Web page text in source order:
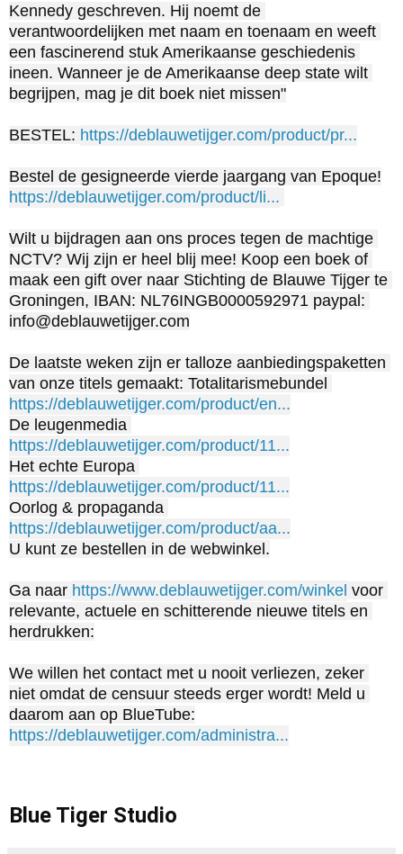
Kennedy geschreven. Hij noemt de
verantwoordelijken met naam en toenaam en weeft
een fascinerend stuk Amerikaanse geschiedenis
ineen. Wanneer je de Amerikaanse deep state wilt
begrijpen, mag je dit boek niet missen"
BESTEL: https://deblauwetijger.com/product/pr...
https://deblauwetijger.com/product/li...
Wilt u bijdragen aan ons proces tegen de machtige
NCTV? Wij zijn er heel blij mee! Koop een boek of
maak een gift over naar Stichting de Blauwe Tijger te
Groningen, IBAN: NL76INGB0000592971 paypal:
info@deblauwetijger.com
De laatste weken zijn er talloze aanbiedingspaketten
https://deblauwetijger.com/product/en...
https://deblauwetijger.com/product/11...
https://deblauwetijger.com/product/11...
https://deblauwetijger.com/product/aa...
U kunt ze bestellen in de webwinkel.
Ga naar https://www.deblauwetijger.com/winkel voor
relevante, actuele en schitterende nieuwe titels en
herdrukken:
We willen het contact met u nooit verliezen, zeker
niet omdat de censuur steeds erger wordt! Meld u
https://deblauwetijger.com/administra...
Blue Tiger Studio